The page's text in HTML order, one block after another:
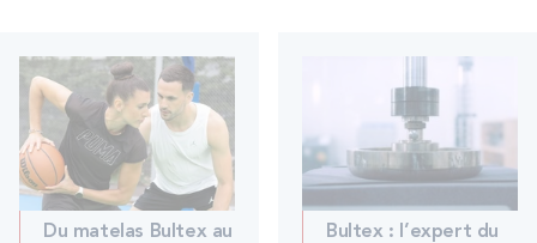
Nos engagements
Storelocator
ContactMon compte
Du matelas Bultex au
Bultex : l’expert du